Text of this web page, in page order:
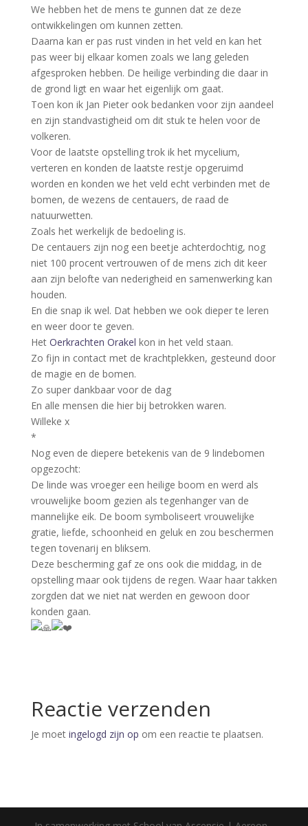
We hebben het de mens te gunnen dat ze deze
ontwikkelingen om kunnen zetten.
Daarna kan er pas rust vinden in het veld en kan het
pas weer bij elkaar komen zoals we lang geleden
afgesproken hebben. De heilige verbinding die daar in
de grond ligt en waar het eigenlijk om gaat.
Toen kon ik Jan Pieter ook bedanken voor zijn aandeel
en zijn standvastigheid om dit stuk te helen voor de
volkeren.
Voor de laatste opstelling trok ik het mycelium,
verteren en konden de laatste restje opgeruimd
worden en konden we het veld echt verbinden met de
bomen, de wezens de centauers, de raad de
natuurwetten.
Zoals het werkelijk de bedoeling is.
De centauers zijn nog een beetje achterdochtig, nog
niet 100 procent vertrouwen of de mens zich dit keer
aan zijn belofte van nederigheid en samenwerking kan
houden.
En die snap ik wel. Dat hebben we ook dieper te leren
en weer door te geven.
Het Oerkrachten Orakel kon in het veld staan.
Zo fijn in contact met de krachtplekken, gesteund door
de magie en de bomen.
Zo super dankbaar voor de dag
En alle mensen die hier bij betrokken waren.
Willeke x
*
Nog even de diepere betekenis van de 9 lindebomen
opgezocht:
De linde was vroeger een heilige boom en werd als
vrouwelijke boom gezien als tegenhanger van de
mannelijke eik. De boom symboliseert vrouwelijke
gratie, liefde, schoonheid en geluk en zou beschermen
tegen tovenarij en bliksem.
Deze bescherming gaf ze ons ook die middag, in de
opstelling maar ook tijdens de regen. Waar haar takken
zorgden dat we niet nat werden en gewoon door
konden gaan.
Reactie verzenden
Je moet ingelogd zijn op om een reactie te plaatsen.